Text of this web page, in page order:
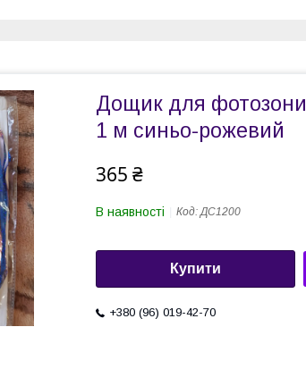
Дощик для
1 м синьо-рожевий
365 ₴
В наявності Код:ДС1200
Купити
+380 (96) 019-42-70